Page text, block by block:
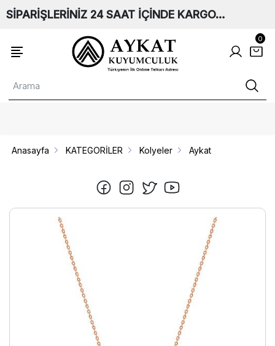
SİPARİŞLERİNİZ 24 SAAT İÇİNDE KARGO…
0
Anasayfa KATEGORİLER Kolyeler Aykat